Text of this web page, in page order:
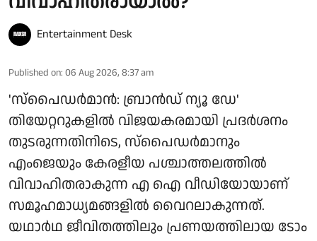
Entertainment Desk
Published on: 06 Aug 2026, 8:37 am
'സ്‌പൈഡർമാൻ: ബ്രാൻഡ് ന്യൂ ഡേ'
തിയേറ്ററുകളിൽ വിജയകരമായി പ്രദർശനം
തുടരുന്നതിനിടെ, സ്പൈഡർമാനും
എംജെയും കേരളീയ പശ്ചാത്തലത്തിൽ
വിവാഹിതരാകുന്ന എ ഐ വീഡിയോയാണ്
സമൂഹമാധ്യമങ്ങളിൽ വൈറലാകുന്നത്.
യഥാർഥ ജീവിതത്തിലും പ്രണയത്തിലായ ടോം